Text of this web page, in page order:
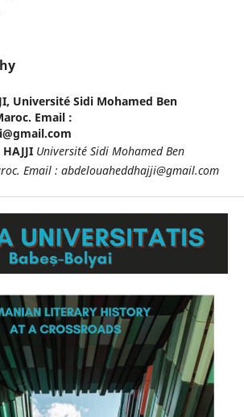
Université Sidi Mohamed Ben
Email :
Université Sidi Mohamed Ben
Email : abdelouaheddhajji@gmail.com